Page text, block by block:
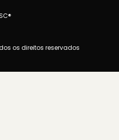
os direitos reservados